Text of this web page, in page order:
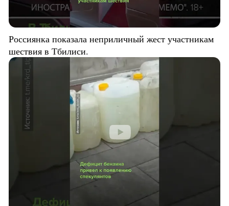
Россиянка показала неприличный жест участникам
шествия в Тбилиси.